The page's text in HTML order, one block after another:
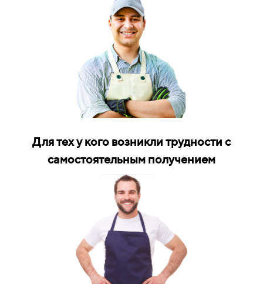
Для тех у кого возникли трудности с
самостоятельным получением